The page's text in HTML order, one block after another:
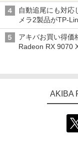
自動追尾にも対応
メラ2製品がTP-
アキバお買い得価
Radeon RX 9070
AKIBA